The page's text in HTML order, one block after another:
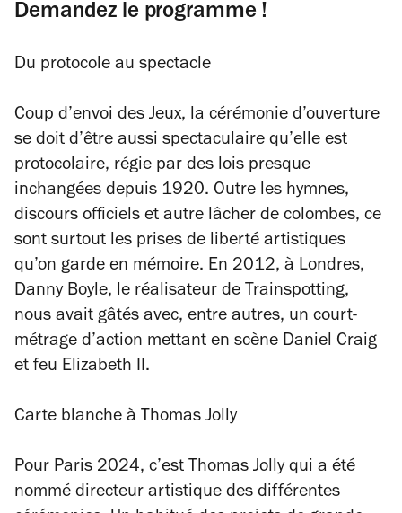
Demandez le programme !
Du protocole au spectacle
Coup d’envoi des Jeux, la cérémonie d’ouverture
se doit d’être aussi spectaculaire qu’elle est
protocolaire, régie par des lois presque
inchangées depuis 1920. Outre les hymnes,
discours officiels et autre lâcher de colombes, ce
sont surtout les prises de liberté artistiques
qu’on garde en mémoire. En 2012, à Londres,
Danny Boyle, le réalisateur de Trainspotting,
nous avait gâtés avec, entre autres, un court-
métrage d’action mettant en scène Daniel Craig
et feu Elizabeth II.
Carte blanche à Thomas Jolly
Pour Paris 2024, c’est Thomas Jolly qui a été
nommé directeur artistique des différentes